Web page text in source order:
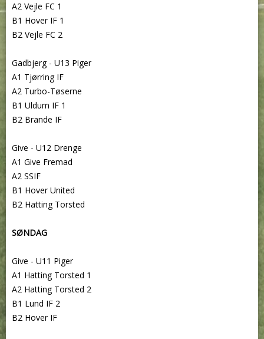
A2 Vejle FC 1
B1 Hover IF 1
B2 Vejle FC 2
Gadbjerg - U13 Piger
A1 Tjørring IF
A2 Turbo-Tøserne
B1 Uldum IF 1
B2 Brande IF
Give - U12 Drenge
A1 Give Fremad
A2 SSIF
B1 Hover United
B2 Hatting Torsted
SØNDAG
Give - U11 Piger
A1 Hatting Torsted 1
A2 Hatting Torsted 2
B1 Lund IF 2
B2 Hover IF